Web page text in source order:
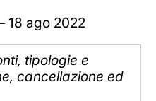
18 ago 2022
tipologie e
cancellazione ed